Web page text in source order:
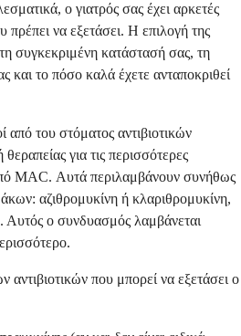
ο γιατρός σας έχει αρκετές
πρέπει να εξετάσει. Η επιλογή της
συγκεκριμένη κατάστασή σας, τη
και το πόσο καλά έχετε ανταποκριθεί
του στόματος αντιβιοτικών
για τις περισσότερες
MAC. Αυτά περιλαμβάνουν συνήθως
αζιθρομυκίνη ή κλαριθρομυκίνη,
Αυτός ο συνδυασμός λαμβάνεται
αντιβιοτικών που μπορεί να εξετάσει ο